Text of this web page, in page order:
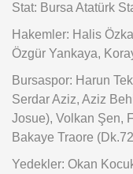
Stat: Bursa Atatürk
Hakemler: Halis
Özgür Yankaya,
Bursaspor: Harun
Serdar Aziz, Aziz
Josue), Volkan Şen,
Bakaye Traore
Yedekler: Okan